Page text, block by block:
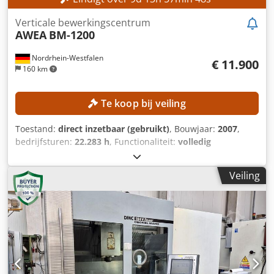
Voorbereiding voor 4e as
Nordrhein-Westfalen
160 km
Verticale bewerkingscentrum
AWEA BM-1200
€ 11.900
Te koop bij veiling
Toestand: direct inzetbaar (gebruikt), Bouwjaar: 2007,
bedrijfsturen: 22.283 h, Functionaliteit: volledig
, machine-/voertuignummer:
verplaatsingsafstand X-as:1.200 mm, verplaatsing Y-as:
600 mm
, controller
model:Heidenhain iTNC 530, spilsnelheid (max.):6.000
rpm, TECHNISCHE GEGEVENS Verplaatsing X-as: 1.200 mm
Verplaatsing Y-as: 600 mm Verplaatsing Z-as: 600 mm
Werktablet Afmetingen werkvlak: 1.300 × 600 mm
Maximale belasting werkvlak: 1.200 kg Afstand werkvlak tot
onderkant spindel: 125–725 mm Spindel en
gereedschapshouder Maximale spindeltoerentallen: 6.000
Veiling